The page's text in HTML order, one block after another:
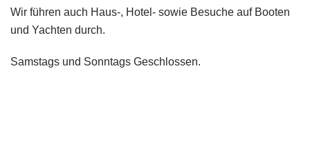
Wir führen auch Haus-, Hotel- sowie Besuche auf Booten
und Yachten durch.
Samstags und Sonntags Geschlossen.